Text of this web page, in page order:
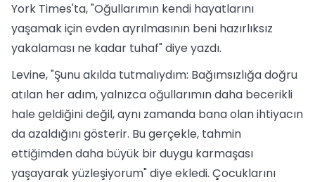
York Times'ta, "Oğullarımın kendi hayatlarını
yaşamak için evden ayrılmasının beni hazırlıksız
yakalaması ne kadar tuhaf" diye yazdı.
Levine, "Şunu akılda tutmalıydım: Bağımsızlığa doğru
atılan her adım, yalnızca oğullarımın daha becerikli
hale geldiğini değil, aynı zamanda bana olan ihtiyacın
da azaldığını gösterir. Bu gerçekle, tahmin
ettiğimden daha büyük bir duygu karmaşası
yaşayarak yüzleşiyorum" diye ekledi. Çocuklarını